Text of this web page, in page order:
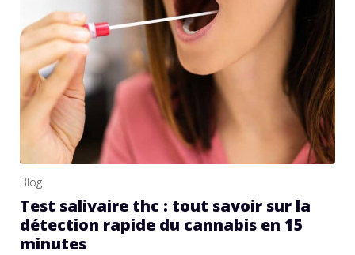
Blog
Test salivaire thc : tout savoir sur la
détection rapide du cannabis en 15
minutes